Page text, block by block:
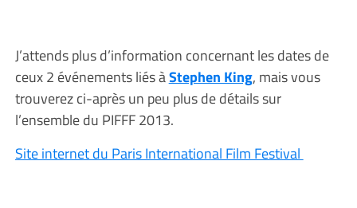
J’attends plus d’information concernant les dates de
ceux 2 événements liés àStephen King, mais vous
trouverez ci-après un peu plus de détails sur
l’ensemble du PIFFF 2013.
Site internet du Paris International Film Festival